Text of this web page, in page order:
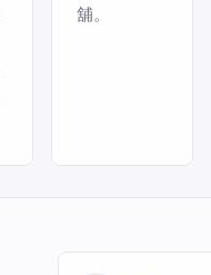
舖。